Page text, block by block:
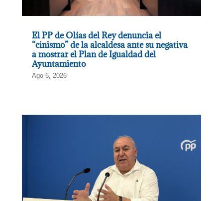
El PP de Olías del Rey denuncia el
“cinismo” de la alcaldesa ante su negativa
a mostrar el Plan de Igualdad del
Ayuntamiento
Ago 6, 2026